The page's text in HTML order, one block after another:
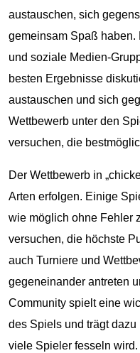
austauschen, sich
gemeinsam Spaß haben.
und soziale Medien-
besten Ergebnisse
austauschen und sich
Wettbewerb unter den
versuchen, die
Der Wettbewerb in
Arten erfolgen. Einige
wie möglich ohne Fehler
versuchen, die höchste
auch Turniere und
gegeneinander antreten
Community spielt eine
des Spiels und trägt
viele Spieler fesseln